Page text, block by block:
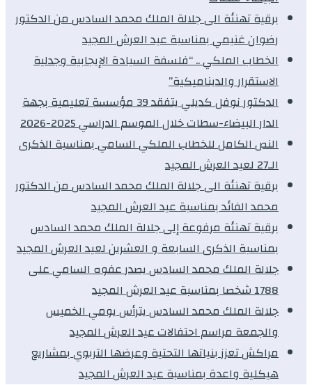
برقية تهنئة الى جلالة الملك محمد السادس من الدكتور
رضوان غنيمي بمناسبة عيد العرش المجيد
الخطاب الملكي .. “فلسفة السيادة الإيجابية وجدلية
الاستقرار والديناميكية”
الدكتور نوفل كديلي يتفقد 39 مؤسسة تعليمية بجهة
الدار البيضاء-سطات خلال الموسم الدراسي 2025-2026
النص الكامل للخطاب الملكي السامي بمناسبة الذكرى
الـ27 لعيد العرش المجيد
برقية تهنئة الى جلالة الملك محمد السادس من الدكتور
محمد الفائد بمناسبة عيد العرش المجيد
برقية تهنئة مرفوعة إلى جلالة الملك محمد السادس
بمناسبة الذكرى السابعة و العشرين لعيد العرش المجيد
جلالة الملك محمد السادس يصدر عفوه السامي على
1788 شخصا بمناسبة عيد العرش المجيد
جلالة الملك محمد السادس يترأس يومي الخميس
والجمعة مراسم احتفالات عيد العرش المجيد
مراكش تعزز بنياتها التحتية وعرضها التربوي بمشاريع
هيكلية واعدة بمناسبة عيد العرش المجيد